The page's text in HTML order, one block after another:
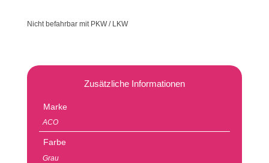
Nicht befahrbar mit PKW / LKW
Zusätzliche Informationen
Marke
ACO
Farbe
Grau